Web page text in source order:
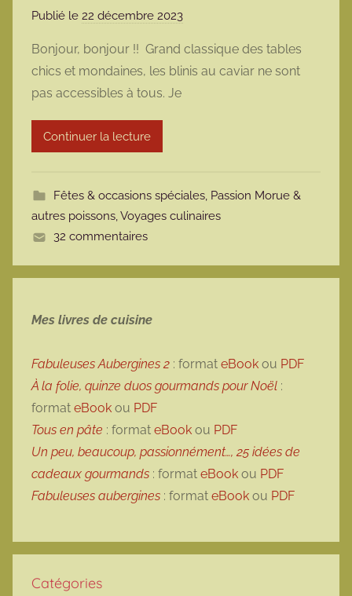
Publié le 22 décembre 2023
r
m
t
e
Bonjour, bonjour !! Grand classique des tables
chics et mondaines, les blinis au caviar ne sont
pas accessibles à tous. Je
Continuer la lecture
Fêtes & occasions spéciales, Passion Morue &
autres poissons,Voyages culinaires
32 commentaires
Mes livres de cuisine
Fabuleuses Aubergines 2 : format eBook ou PDF
À la folie, quinze duos gourmands pour Noël :
format eBook ou PDF
Tous en pâte : format eBook ou PDF
Un peu, beaucoup, passionnément…, 25 idées de
cadeaux gourmands : format eBook ou PDF
Fabuleuses aubergines : format eBook ou PDF
Catégories